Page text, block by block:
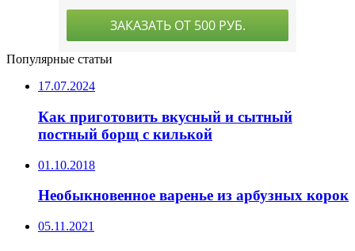
Популярные статьи
17.07.2024
Как приготовить вкусный и сытный
постный борщ с килькой
01.10.2018
Необыкновенное варенье из арбузных корок
05.11.2021